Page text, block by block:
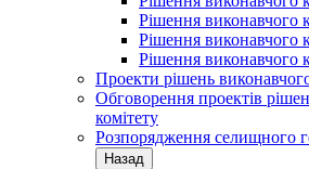
Рішення виконавчого
Рішення виконавчого
Рішення виконавчого
Проекти рішень
Обговорення проектів
комітету
Розпорядження селищного
Назад